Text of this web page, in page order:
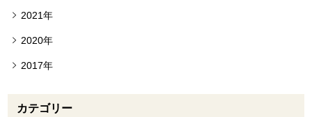
2021年
2020年
2017年
カテゴリー